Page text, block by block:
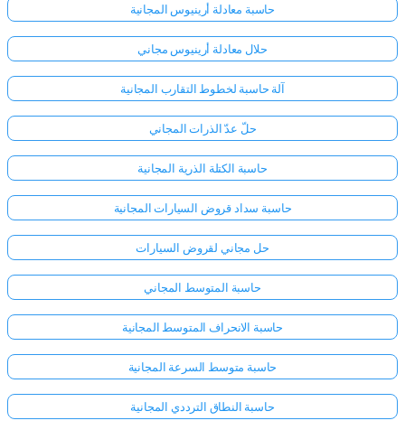
حاسبة معادلة أرينيوس المجانية
حلال معادلة أرينيوس مجاني
آلة حاسبة لخطوط التقارب المجانية
حلّ عدّ الذرات المجاني
حاسبة الكتلة الذرية المجانية
حاسبة سداد قروض السيارات المجانية
حل مجاني لقروض السيارات
حاسبة المتوسط المجاني
حاسبة الانحراف المتوسط المجانية
حاسبة متوسط السرعة المجانية
حاسبة النطاق الترددي المجانية